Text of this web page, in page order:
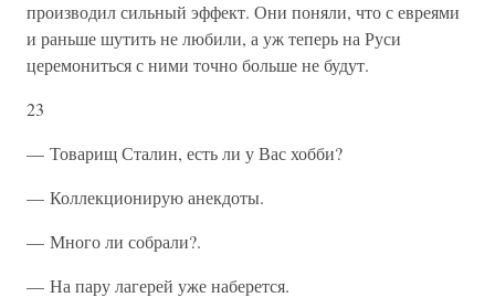
производил сильный эффект. Они поняли, что с евреями
и раньше шутить не любили, а уж теперь на Руси
церемониться с ними точно больше не будут.
23
— Товарищ Сталин, есть ли у Вас хобби?
— Коллекционирую анекдоты.
— Много ли собрали?.
— На пару лагерей уже наберется.